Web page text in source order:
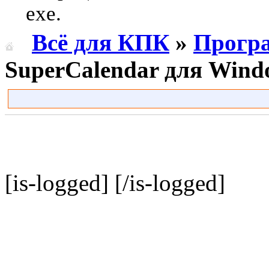
exe.
Всё для КПК »
SuperCalendar для
[is-logged] [/is-logged]